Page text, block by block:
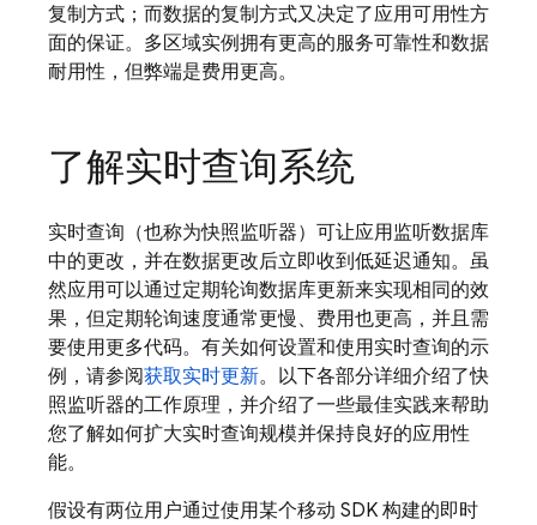
复制方式；而数据的复制方式又决定了应用可用性方
面的保证。多区域实例拥有更高的服务可靠性和数据
耐用性，但弊端是费用更高。
了解实时查询系统
实时查询（也称为快照监听器）可让应用监听数据库
中的更改，并在数据更改后立即收到低延迟通知。虽
然应用可以通过定期轮询数据库更新来实现相同的效
果，但定期轮询速度通常更慢、费用也更高，并且需
要使用更多代码。有关如何设置和使用实时查询的示
例，请参阅获取实时更新。以下各部分详细介绍了快
照监听器的工作原理，并介绍了一些最佳实践来帮助
您了解如何扩大实时查询规模并保持良好的应用性
能。
假设有两位用户通过使用某个移动 SDK 构建的即时